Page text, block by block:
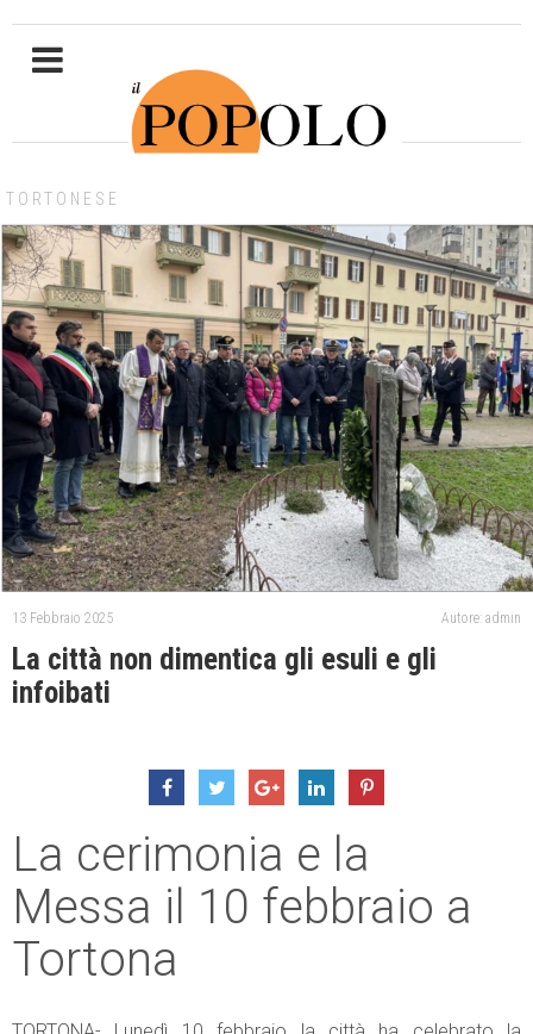
TORTONESE
13 Febbraio 2025 Autore: admin
La città non dimentica gli esuli e gli
infoibati
La cerimonia e la
Messa il 10 febbraio a
Tortona